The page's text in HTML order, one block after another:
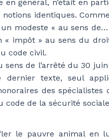
général, n’était en
identiques.
modeste « au sens
impôt » au sens du
code civil.
de l’arrêté du 30
texte, seul
des
code de la sécurité
le pauvre animal en